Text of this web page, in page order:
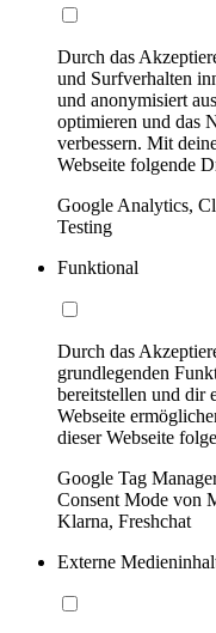
Durch das
und Surfverhalten
und anonymisiert
optimieren und das
verbessern. Mit
Webseite folgende
Google Analytics,
Testing
Funktional
Durch das
grundlegenden
bereitstellen und dir
Webseite
dieser Webseite
Google Tag
Consent Mode von
Klarna, Freshchat
Externe